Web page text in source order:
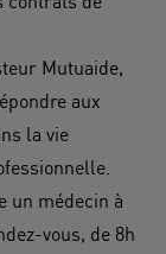
Mutuaide,
aux
la vie
un médecin à
vous, de 8h